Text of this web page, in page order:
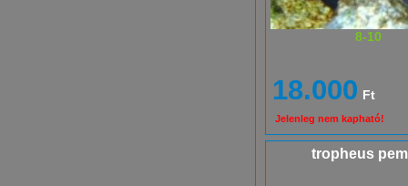
8-10
18.000 Ft
Jelenleg nem kapható!
tropheus